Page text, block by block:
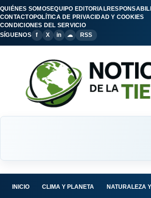
QUIÉNES SOMOSEQUIPO EDITORIAL
CONTACTOPOLÍTICA DE PRIVACIDAD Y COOKIES
CONDICIONES DEL SERVICIO
SÍGUENOS
f X in ☁ RSS
INICIO CLIMA Y PLANETA NATURALEZA